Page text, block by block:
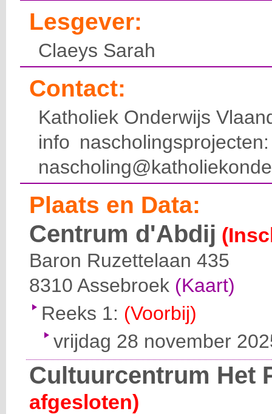
Lesgever:
Claeys Sarah
Contact:
Katholiek Onderwijs
info
Plaats en Data:
Centrum d'Abdij
Baron Ruzettelaan 435
8310 Assebroek (Kaart)
Reeks 1: (Voorbij)
vrijdag 28 november
Cultuurcentrum Het
afgesloten)